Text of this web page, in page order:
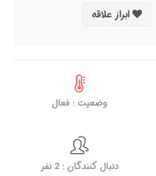
ابراز علاقه
وضعیت : فعال
دنبال کنندگان : 2 نفر